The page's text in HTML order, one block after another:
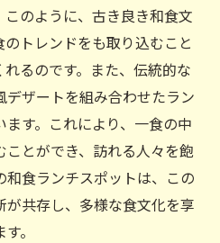
むためのおすすめプラン
の地域の魅力を再発見
て感じる枚方市駅の魅力
る和食ランチ
の文化に触れる
再発見するランチタイム
う地域の新しい魅力
ともに楽しむ和食ランチ
のように、古き良き和食文
トレンドをも取り込むこと
るのです。また、伝統的な
ザートを組み合わせたラン
す。これにより、一食の中
とができ、訪れる人々を飽
食ランチスポットは、この
共存し、多様な食文化を享
。